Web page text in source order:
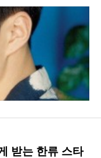
누
받는 한류 스타